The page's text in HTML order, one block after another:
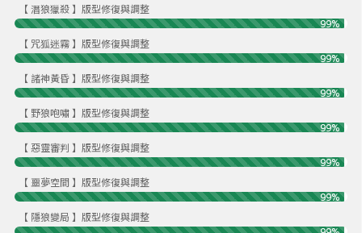
【 潛狼獵殺 】版型修復與調整
99%
【 咒狐迷霧 】版型修復與調整
99%
【 諸神黃昏 】版型修復與調整
99%
【 野狼咆嘯 】版型修復與調整
99%
【 惡靈審判 】版型修復與調整
99%
【 噩夢空間 】版型修復與調整
99%
【 隱狼變局 】版型修復與調整